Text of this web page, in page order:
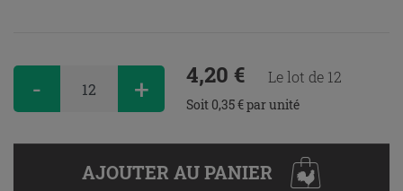
- + 4,20 € Le lot de 12
Soit 0,35 € par unité
AJOUTER AU PANIER